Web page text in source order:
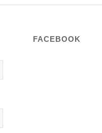
FACEBOOK